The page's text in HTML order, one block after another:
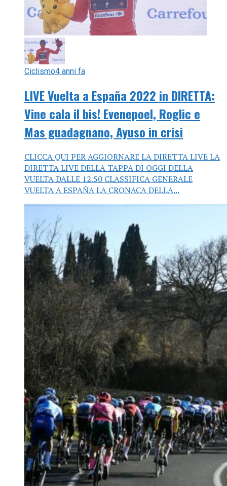
Ciclismo4 anni fa
LIVE Vuelta a España 2022 in DIRETTA:
Vine cala il bis! Evenepoel, Roglic e
Mas guadagnano, Ayuso in crisi
CLICCA QUI PER AGGIORNARE LA DIRETTA LIVE LA
DIRETTA LIVE DELLA TAPPA DI OGGI DELLA
VUELTA DALLE 12.50 CLASSIFICA GENERALE
VUELTA A ESPAÑA LA CRONACA DELLA...